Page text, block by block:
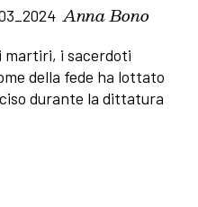
Anna Bono
martiri, i sacerdoti
della fede ha lottato
durante la dittatura